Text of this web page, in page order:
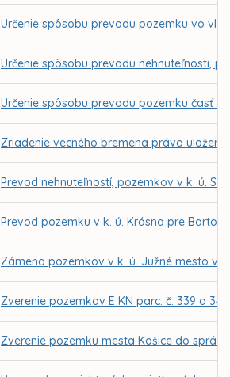
Určenie spôsobu prevodu pozemku vo
Určenie spôsobu prevodu nehnuteľnosti,
Určenie spôsobu prevodu pozemku časť
Zriadenie vecného bremena práva
Prevod nehnuteľností, pozemkov v k. ú.
Prevod pozemku v k. ú. Krásna pre
Zámena pozemkov v k. ú. Južné mesto vo
Zverenie pozemkov E KN parc. č. 339 a
Zverenie pozemku mesta Košice do